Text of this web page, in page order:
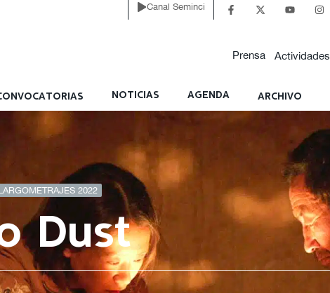
Canal Seminci
Prensa Actividades
NOTICIAS AGENDA ARCHIVO
2022
Dust